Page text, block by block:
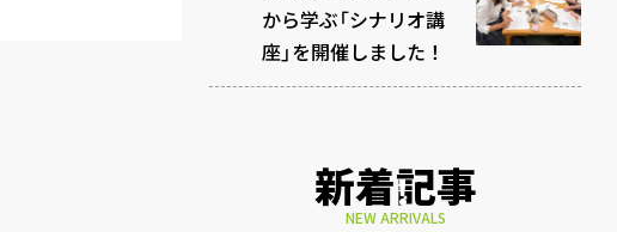
から学ぶ「シナリオ講
座」を開催しました！
新着記事
NEW ARRIVALS